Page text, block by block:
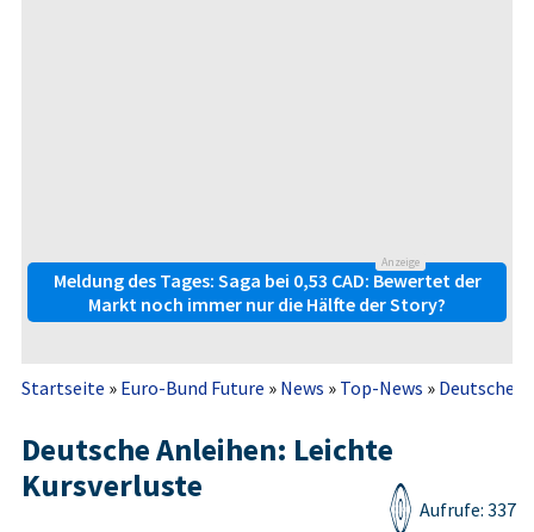
Anzeige
Meldung des Tages: Saga bei 0,53 CAD: Bewertet der
Markt noch immer nur die Hälfte der Story?
Startseite » Euro-Bund Future » News » Top-News » Deutsche
Deutsche Anleihen: Leichte
Kursverluste
Aufrufe: 337